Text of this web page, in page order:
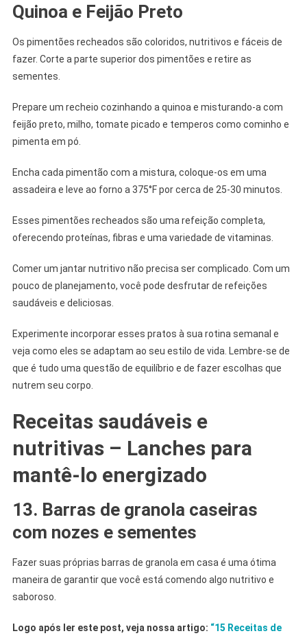
Quinoa e Feijão Preto
Os pimentões recheados são coloridos, nutritivos e fáceis de
fazer. Corte a parte superior dos pimentões e retire as
sementes.
Prepare um recheio cozinhando a quinoa e misturando-a com
feijão preto, milho, tomate picado e temperos como cominho e
pimenta em pó.
Encha cada pimentão com a mistura, coloque-os em uma
assadeira e leve ao forno a 375°F por cerca de 25-30 minutos.
Esses pimentões recheados são uma refeição completa,
oferecendo proteínas, fibras e uma variedade de vitaminas.
Comer um jantar nutritivo não precisa ser complicado. Com um
pouco de planejamento, você pode desfrutar de refeições
saudáveis ​​e deliciosas.
Experimente incorporar esses pratos à sua rotina semanal e
veja como eles se adaptam ao seu estilo de vida. Lembre-se de
que é tudo uma questão de equilíbrio e de fazer escolhas que
nutrem seu corpo.
Receitas saudáveis e
nutritivas – Lanches ​​para
mantê-lo energizado
13. Barras de granola caseiras
com nozes e sementes
Fazer suas próprias barras de granola em casa é uma ótima
maneira de garantir que você está comendo algo nutritivo e
saboroso.
Logo após ler este post, veja nossa artigo: “15 Receitas de